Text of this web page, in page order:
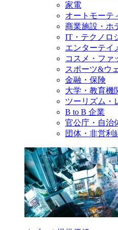
家電
オートモーテ
商業施設・ホ
IT・テクノロ
エンターテイ
コスメ・ファ
スポーツ&ウ
金融・保険
大学・教育機
ツーリズム・
B to B 企業
官公庁・自治
団体・非営利